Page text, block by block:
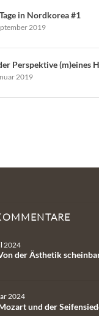
in Nordkorea #1
2019
Perspektive (m)eines
2019
2024
der Ästhetik
2024
und der